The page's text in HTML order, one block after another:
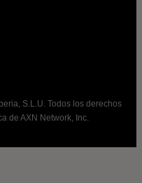
S.L.U. Todos los derechos
de AXN Network, Inc.